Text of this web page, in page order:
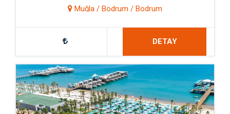
Muğla / Bodrum / Bodrum
DETAY